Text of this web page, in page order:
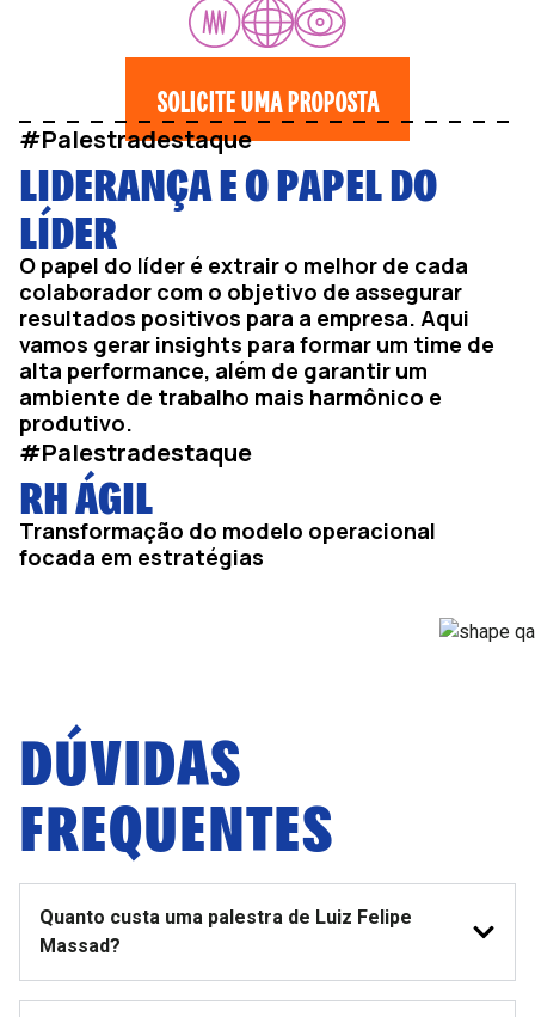
SOLICITE UMA PROPOSTA
#Palestradestaque
LIDERANÇA E O PAPEL DO
LÍDER
O papel do líder é extrair o melhor de cada
colaborador com o objetivo de assegurar
resultados positivos para a empresa. Aqui
vamos gerar insights para formar um time de
alta performance, além de garantir um
ambiente de trabalho mais harmônico e
produtivo.
#Palestradestaque
RH ÁGIL
Transformação do modelo operacional
focada em estratégias
DÚVIDAS
FREQUENTES
Quanto custa uma palestra de Luiz Felipe
Massad?